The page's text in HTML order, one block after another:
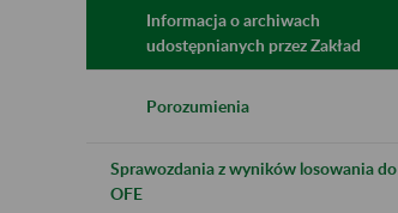
Informacja o archiwach
udostępnianych przez Zakład
Porozumienia
Sprawozdania z wyników losowania do
OFE